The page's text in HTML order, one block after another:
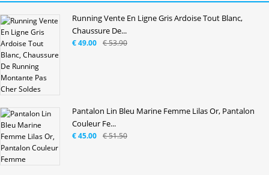
Running Vente En Ligne Gris Ardoise Tout Blanc,
Chaussure De...
€ 53.90
€ 49.00
Pantalon Lin Bleu Marine Femme Lilas Or, Pantalon
Couleur Fe...
€ 51.50
€ 45.00